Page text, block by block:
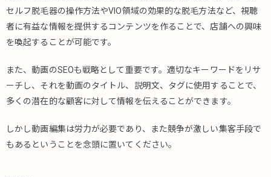
セルフ脱毛器の操作方法やVIO領域の効果的な脱毛方法など、視聴
者に有益な情報を提供するコンテンツを作ることで、店舗への興味
を喚起することが可能です。
また、動画のSEOも戦略として重要です。適切なキーワードをリサ
ーチし、それを動画のタイトル、説明文、タグに使用することで、
多くの潜在的な顧客に対して情報を伝えることができます。
しかし動画編集は労力が必要であり、また競争が激しい集客手段で
もあるということを念頭に置いてください。